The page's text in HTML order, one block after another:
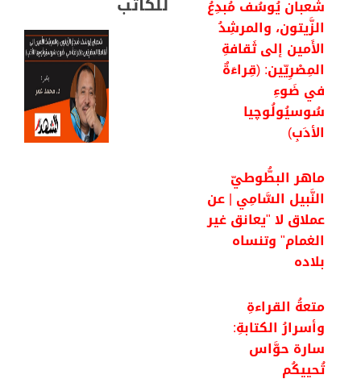
شعبان يُوسُف مُبدِعُ
الزَّيتون، والمرشِدُ
الأَمين إلى ثَقافةِ
المِصْرِيّين: (قِراءَةٌ
في ضَوءِ
سُوسيُولُوچيا
الأدَبِ)
ماهر البطُّوطيّ
النَّبيل السَّامِي | عن
عملاق لا "يعانق غير
الغمام" وتنساه
بلاده
متعةُ القراءةِ
وأسرارُ الكتابةِ:
سارة حوَّاس
تُحييكُم